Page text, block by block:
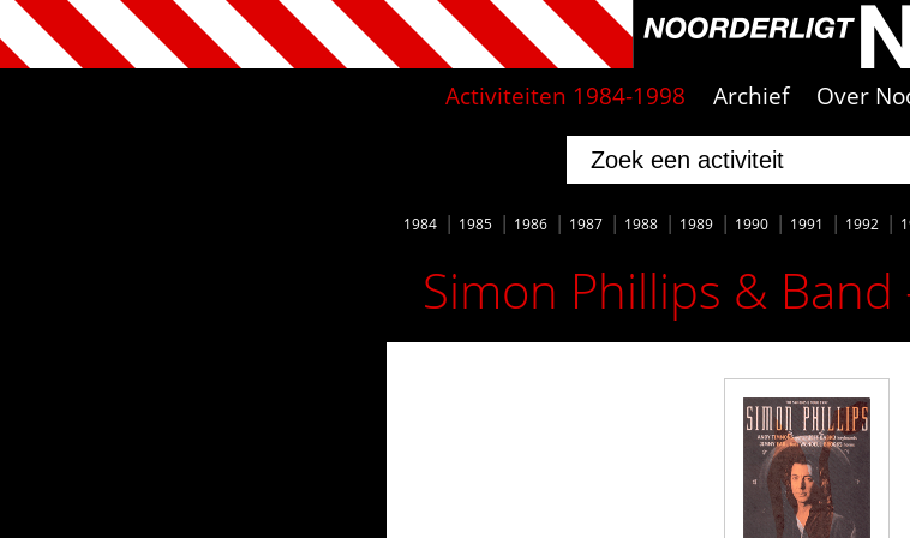
Activiteiten 1984-1998 Archief Over
1984 1985 1986 1987 1988 1989 1990 1991 1992
Simon Phillips &